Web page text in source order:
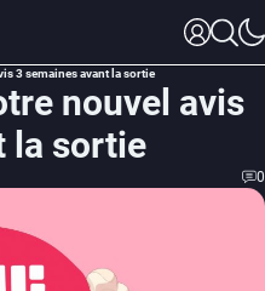
3 semaines avant la sortie
nouvel avis
la sortie
0